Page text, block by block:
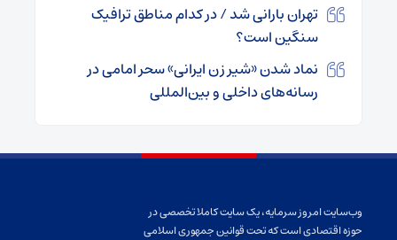
تهران بارانی شد / در کدام مناطق ترافیک
سنگین است؟
نماد شدن «شیر زن ایرانی» سحر امامی در
رسانه‌های داخلی و بین‌المللی
وب‌سایت امروز سرمایه، یک سایت کاملا تخصصی در
حوزه اقتصادی است که تحت قوانین جمهوری اسلامی